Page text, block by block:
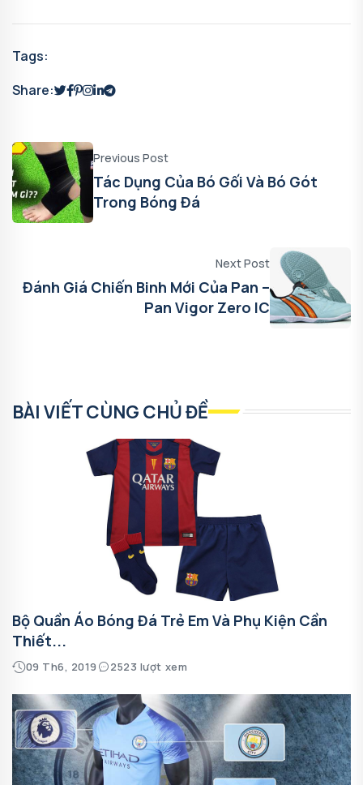
Tags:
Share:
Previous Post
Tác Dụng Của Bó Gối Và Bó Gót
Trong Bóng Đá
Next Post
Đánh Giá Chiến Binh Mới Của Pan –
Pan Vigor Zero IC
BÀI VIẾT CÙNG CHỦ ĐỀ
Bộ Quần Áo Bóng Đá Trẻ Em Và Phụ Kiện Cần
Thiết...
09 Th6, 2019 2523 lượt xem